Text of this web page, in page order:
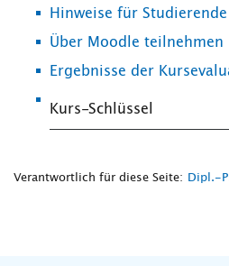
Hinweise für Studierende
Über Moodle teilnehmen
Ergebnisse der
Verantwortlich für diese Seite: Dipl.-